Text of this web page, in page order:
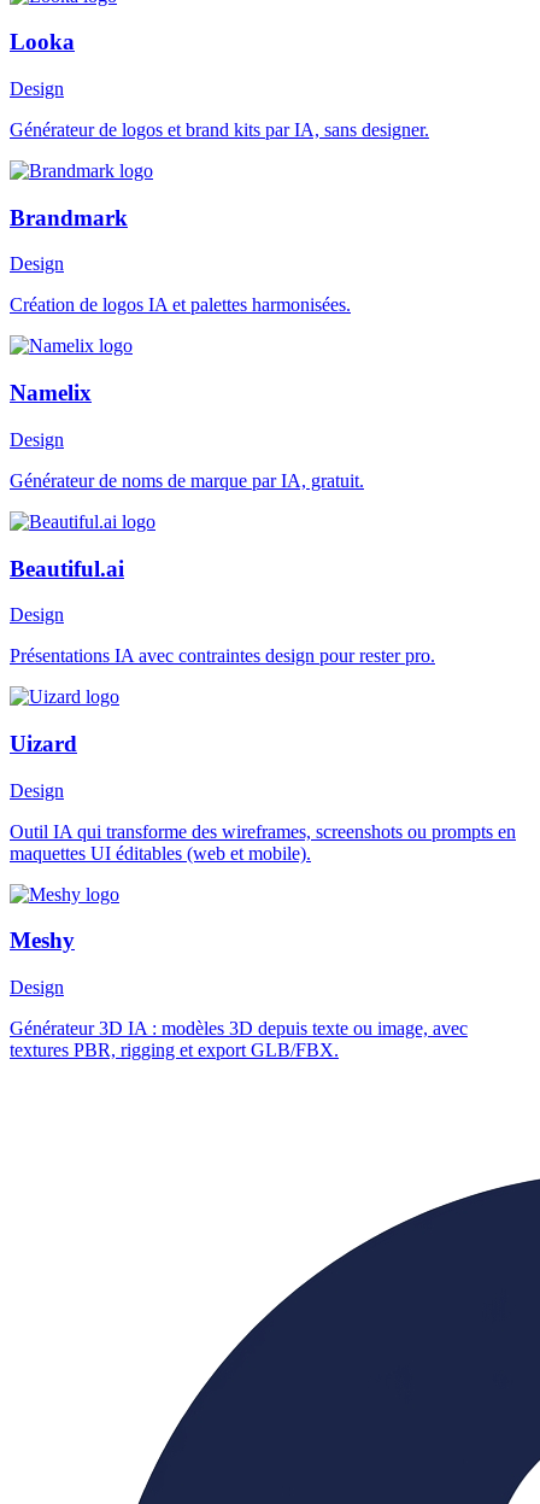
Looka
Design
Générateur de logos et brand kits par IA, sans designer.
Brandmark
Design
Création de logos IA et palettes harmonisées.
Namelix
Design
Générateur de noms de marque par IA, gratuit.
Beautiful.ai
Design
Présentations IA avec contraintes design pour rester pro.
Uizard
Design
Outil IA qui transforme des wireframes, screenshots ou prompts en
maquettes UI éditables (web et mobile).
Meshy
Design
Générateur 3D IA : modèles 3D depuis texte ou image, avec
textures PBR, rigging et export GLB/FBX.